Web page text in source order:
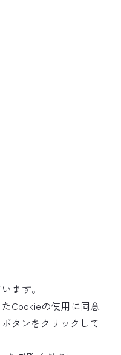
ます。
Cookieの使用に同意
タンをクリックして